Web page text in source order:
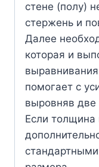
стене (полу)
стержень и
Далее
которая и
помогает с
выровняв
Если